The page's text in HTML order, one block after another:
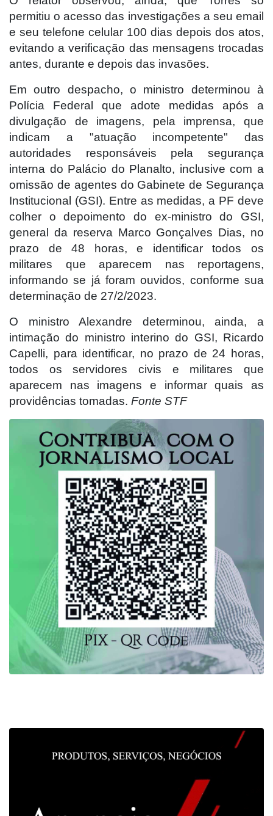
permitiu o acesso das investigações a seu email
e seu telefone celular 100 dias depois dos atos,
evitando a verificação das mensagens trocadas
antes, durante e depois das invasões.
Em outro despacho, o ministro determinou à
Polícia Federal que adote medidas após a
divulgação de imagens, pela imprensa, que
indicam a "atuação incompetente" das
autoridades responsáveis pela segurança
interna do Palácio do Planalto, inclusive com a
omissão de agentes do Gabinete de Segurança
Institucional (GSI). Entre as medidas, a PF deve
colher o depoimento do ex-ministro do GSI,
general da reserva Marco Gonçalves Dias, no
prazo de 48 horas, e identificar todos os
militares que aparecem nas reportagens,
informando se já foram ouvidos, conforme sua
determinação de 27/2/2023.
O ministro Alexandre determinou, ainda, a
intimação do ministro interino do GSI, Ricardo
Capelli, para identificar, no prazo de 24 horas,
todos os servidores civis e militares que
aparecem nas imagens e informar quais as
providências tomadas. Fonte STF